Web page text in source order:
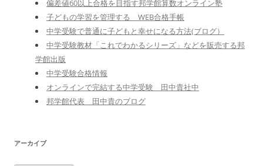
偏差値60以上合格を目指す邦学館算数オンライン塾
子どもの学習を管理する WEB合格手帳
中学受験で普通に子どもと幸せになる方法(ブログ）
中学受験教材「これでわかるシリーズ」などを販売する邦
学館出版
中学受験合格情報
オンラインで完結する中学受験 田中貴社中
邦学館代表 田中貴のブログ
アーカイブ